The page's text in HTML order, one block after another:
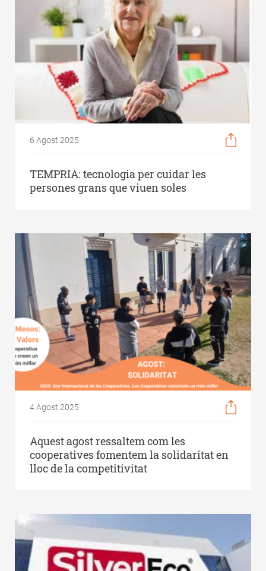
6 Agost 2025
TEMPRIA: tecnologia per cuidar les
persones grans que viuen soles
4 Agost 2025
Aquest agost ressaltem com les
cooperatives fomentem la solidaritat en
lloc de la competitivitat